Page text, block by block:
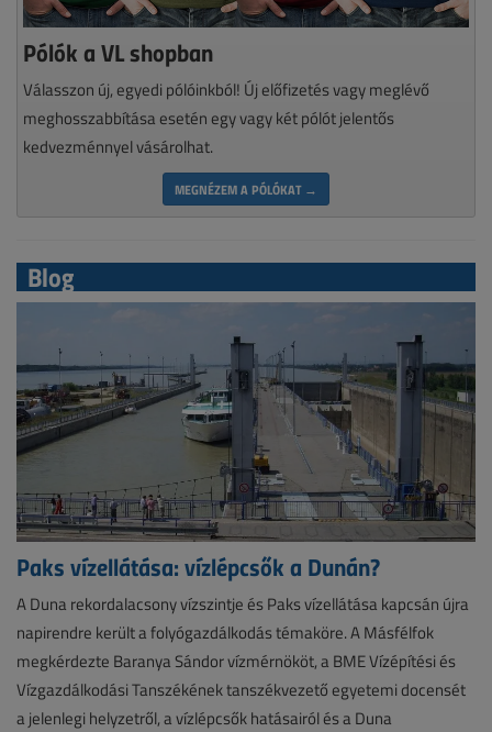
Pólók a VL shopban
Válasszon új, egyedi pólóinkból! Új előfizetés vagy meglévő
meghosszabbítása esetén egy vagy két pólót jelentős
kedvezménnyel vásárolhat.
MEGNÉZEM A PÓLÓKAT →
Blog
Paks vízellátása: vízlépcsők a Dunán?
A Duna rekordalacsony vízszintje és Paks vízellátása kapcsán újra
napirendre került a folyógazdálkodás témaköre. A Másfélfok
megkérdezte Baranya Sándor vízmérnököt, a BME Vízépítési és
Vízgazdálkodási Tanszékének tanszékvezető egyetemi docensét
a jelenlegi helyzetről, a vízlépcsők hatásairól és a Duna